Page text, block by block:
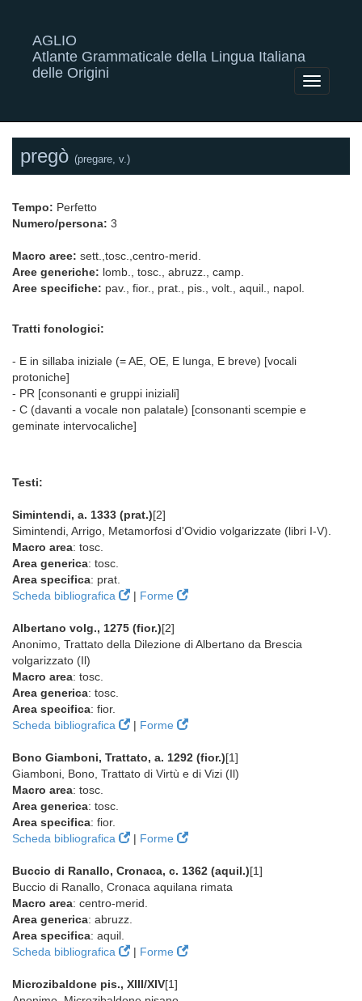
AGLIO
Atlante Grammaticale della Lingua Italiana
delle Origini
Toggle
pregò (pregare, v.)
Tempo: Perfetto
Numero/persona: 3
Macro aree: sett.,tosc.,centro-merid.
Aree generiche: lomb., tosc., abruzz., camp.
Aree specifiche: pav., fior., prat., pis., volt., aquil., napol.
Tratti fonologici:
- E in sillaba iniziale (= AE, OE, E lunga, E breve) [vocali
protoniche]
- PR [consonanti e gruppi iniziali]
- C (davanti a vocale non palatale) [consonanti scempie e
geminate intervocaliche]
Testi:
Simintendi, a. 1333 (prat.)[2]
Simintendi, Arrigo, Metamorfosi d'Ovidio volgarizzate (libri I-V).
Macro area: tosc.
Area generica: tosc.
Area specifica: prat.
Scheda bibliografica
| Forme
Albertano volg., 1275 (fior.)[2]
Anonimo, Trattato della Dilezione di Albertano da Brescia
volgarizzato (Il)
Macro area: tosc.
Area generica: tosc.
Area specifica: fior.
Scheda bibliografica
| Forme
Bono Giamboni, Trattato, a. 1292 (fior.)[1]
Giamboni, Bono, Trattato di Virtù e di Vizi (Il)
Macro area: tosc.
Area generica: tosc.
Area specifica: fior.
Scheda bibliografica
| Forme
Buccio di Ranallo, Cronaca, c. 1362 (aquil.)[1]
Buccio di Ranallo, Cronaca aquilana rimata
Macro area: centro-merid.
Area generica: abruzz.
Area specifica: aquil.
Scheda bibliografica
| Forme
Microzibaldone pis., XIII/XIV[1]